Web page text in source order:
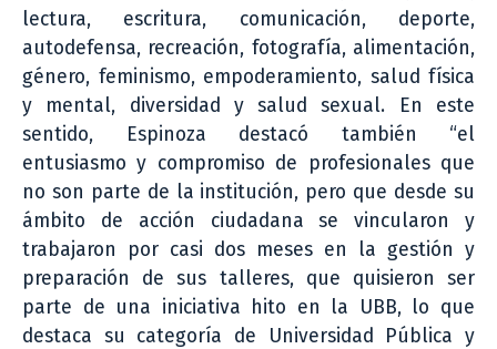
lectura, escritura, comunicación, deporte,
autodefensa, recreación, fotografía, alimentación,
género, feminismo, empoderamiento, salud física
y mental, diversidad y salud sexual. En este
sentido, Espinoza destacó también “el
entusiasmo y compromiso de profesionales que
no son parte de la institución, pero que desde su
ámbito de acción ciudadana se vincularon y
trabajaron por casi dos meses en la gestión y
preparación de sus talleres, que quisieron ser
parte de una iniciativa hito en la UBB, lo que
destaca su categoría de Universidad Pública y